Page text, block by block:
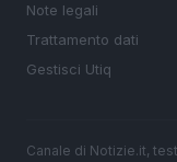
Note legali
Trattamento dati
Gestisci Utiq
Canale di Notizie.it,